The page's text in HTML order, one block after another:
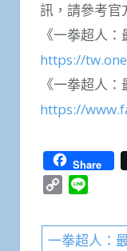
訊，請參考官
《一拳超人
https://
《一拳超人
https://
Share
Copy
一拳超人：